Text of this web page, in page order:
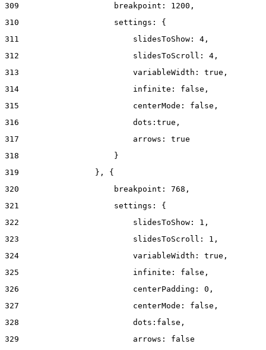
309
                    breakpoint: 1200,
310
                    settings: {
311
                        slidesToShow: 4,
312
                        slidesToScroll: 4,
313
                        variableWidth: true,
314
                        infinite: false,
315
                        centerMode: false,
316
                        dots:true,
317
                        arrows: true
318
                    }
319
                }, {
320
                    breakpoint: 768,
321
                    settings: {
322
                        slidesToShow: 1,
323
                        slidesToScroll: 1,
324
                        variableWidth: true,
325
                        infinite: false,
326
                        centerPadding: 0,
327
                        centerMode: false,
328
                        dots:false,
329
                        arrows: false